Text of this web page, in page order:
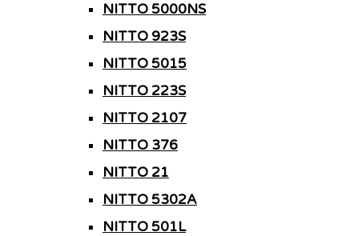
NITTO 5000NS
NITTO 923S
NITTO 5015
NITTO 223S
NITTO 2107
NITTO 376
NITTO 21
NITTO 5302A
NITTO 501L